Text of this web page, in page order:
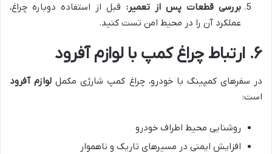
بررسی قطعات پس از تعمیر: قبل از استفاده دوباره چراغ،
عملکرد آن را در محیط امن تست کنید.
۶. ارتباط چراغ کمپ با لوازم آفرود
در سفرهای کمپینگ با خودرو، چراغ کمپ شارژی مکمل لوازم آفرود
است:
روشنایی محیط اطراف خودرو
افزایش ایمنی در مسیرهای تاریک و ناهموار